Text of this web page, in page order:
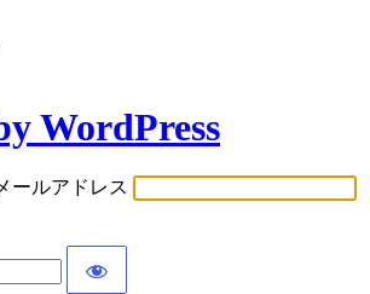
WordPress
ールアドレス